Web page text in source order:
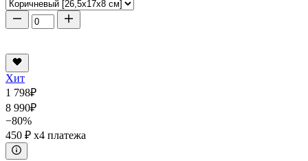
Хит
1 798₽
8 990₽
−80%
450 ₽ x4 платежа